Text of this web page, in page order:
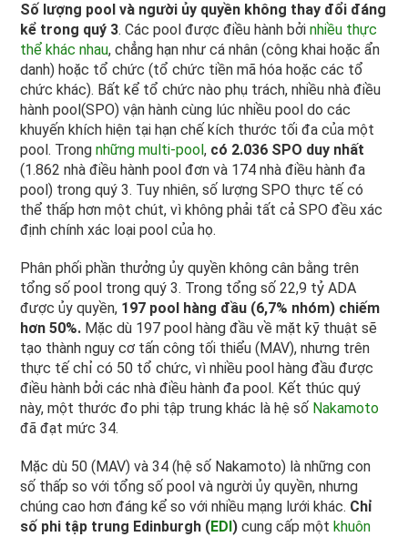
Số lượng pool và người ủy quyền không thay đổi đáng
kể trong quý 3. Các pool được điều hành bởinhiều thực
thể khác nhau, chẳng hạn như cá nhân (công khai hoặc ẩn
danh) hoặc tổ chức (tổ chức tiền mã hóa hoặc các tổ
chức khác). Bất kể tổ chức nào phụ trách, nhiều nhà điều
hành pool(SPO) vận hành cùng lúc nhiều pool do các
khuyến khích hiện tại hạn chế kích thước tối đa của một
pool. Trongnhững multi-pool, có 2.036 SPO duy nhất
(1.862 nhà điều hành pool đơn và 174 nhà điều hành đa
pool) trong quý 3. Tuy nhiên, số lượng SPO thực tế có
thể thấp hơn một chút, vì không phải tất cả SPO đều xác
định chính xác loại pool của họ.
Phân phối phần thưởng ủy quyền không cân bằng trên
tổng số pool trong quý 3. Trong tổng số 22,9 tỷ ADA
được ủy quyền, 197 pool hàng đầu (6,7% nhóm) chiếm
hơn 50%. Mặc dù 197 pool hàng đầu về mặt kỹ thuật sẽ
tạo thành nguy cơ tấn công tối thiểu (MAV), nhưng trên
thực tế chỉ có 50 tổ chức, vì nhiều pool hàng đầu được
điều hành bởi các nhà điều hành đa pool. Kết thúc quý
này, một thước đo phi tập trung khác là hệ số Nakamoto
đã đạt mức 34.
Mặc dù 50 (MAV) và 34 (hệ số Nakamoto) là những con
số thấp so với tổng số pool và người ủy quyền, nhưng
chúng cao hơn đáng kể so với nhiều mạng lưới khác. Chỉ
số phi tập trung Edinburgh (EDI )cung cấp một khuôn